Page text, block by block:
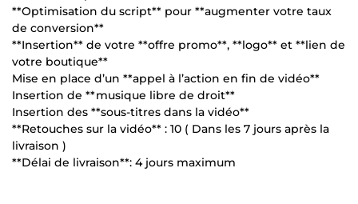
**Optimisation du script** pour **augmenter votre taux
de conversion**
**Insertion** de votre **offre promo**, **logo** et **lien de
votre boutique**
Mise en place d’un **appel à l’action en fin de vidéo**
Insertion de **musique libre de droit**
Insertion des **sous-titres dans la vidéo**
**Retouches sur la vidéo** : 10 ( Dans les 7 jours après la
livraison )
**Délai de livraison**: 4 jours maximum